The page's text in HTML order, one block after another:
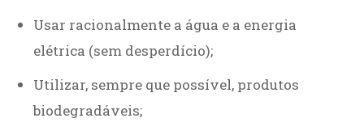
Usar racionalmente a água e a energia
elétrica (sem desperdício);
Utilizar, sempre que possível, produtos
biodegradáveis;